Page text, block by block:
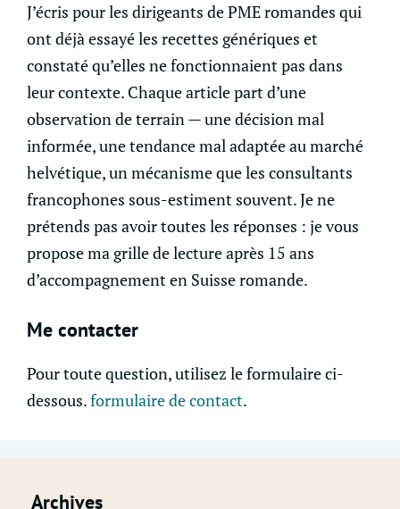
J’écris pour les dirigeants de PME romandes qui
ont déjà essayé les recettes génériques et
constaté qu’elles ne fonctionnaient pas dans
leur contexte. Chaque article part d’une
observation de terrain — une décision mal
informée, une tendance mal adaptée au marché
helvétique, un mécanisme que les consultants
francophones sous-estiment souvent. Je ne
prétends pas avoir toutes les réponses : je vous
propose ma grille de lecture après 15 ans
d’accompagnement en Suisse romande.
Me contacter
Pour toute question, utilisez le formulaire ci-
dessous.formulaire de contact.
Archives